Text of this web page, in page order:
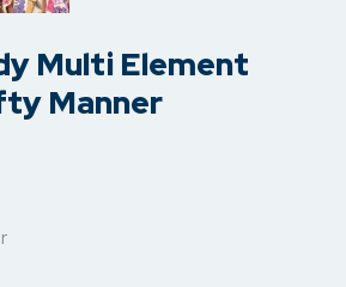
Multi Element
Manner